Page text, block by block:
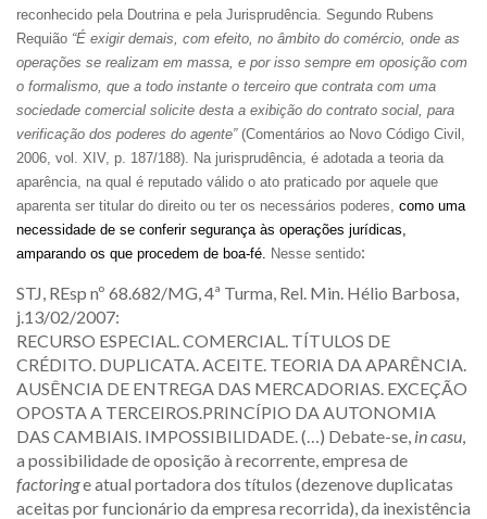
reconhecido pela Doutrina e pela Jurisprudência. Segundo Rubens
Requião “É exigir demais, com efeito, no âmbito do comércio, onde as
operações se realizam em massa, e por isso sempre em oposição com
o formalismo, que a todo instante o terceiro que contrata com uma
sociedade comercial solicite desta a exibição do contrato social, para
verificação dos poderes do agente” (Comentários ao Novo Código Civil,
2006, vol. XIV, p. 187/188). Na jurisprudência, é adotada a teoria da
aparência, na qual é reputado válido o ato praticado por aquele que
aparenta ser titular do direito ou ter os necessários poderes, como uma
necessidade de se conferir segurança às operações jurídicas,
amparando os que procedem de boa-fé. Nesse sentido:
STJ, REsp nº 68.682/MG, 4ª Turma, Rel. Min. Hélio Barbosa,
j.13/02/2007:
RECURSO ESPECIAL. COMERCIAL. TÍTULOS DE
CRÉDITO. DUPLICATA. ACEITE. TEORIA DA APARÊNCIA.
AUSÊNCIA DE ENTREGA DAS MERCADORIAS. EXCEÇÃO
OPOSTA A TERCEIROS.PRINCÍPIO DA AUTONOMIA
DAS CAMBIAIS. IMPOSSIBILIDADE. (…) Debate-se, in casu,
a possibilidade de oposição à recorrente, empresa de
factoringe atual portadora dos títulos (dezenove duplicatas
aceitas por funcionário da empresa recorrida), da inexistência